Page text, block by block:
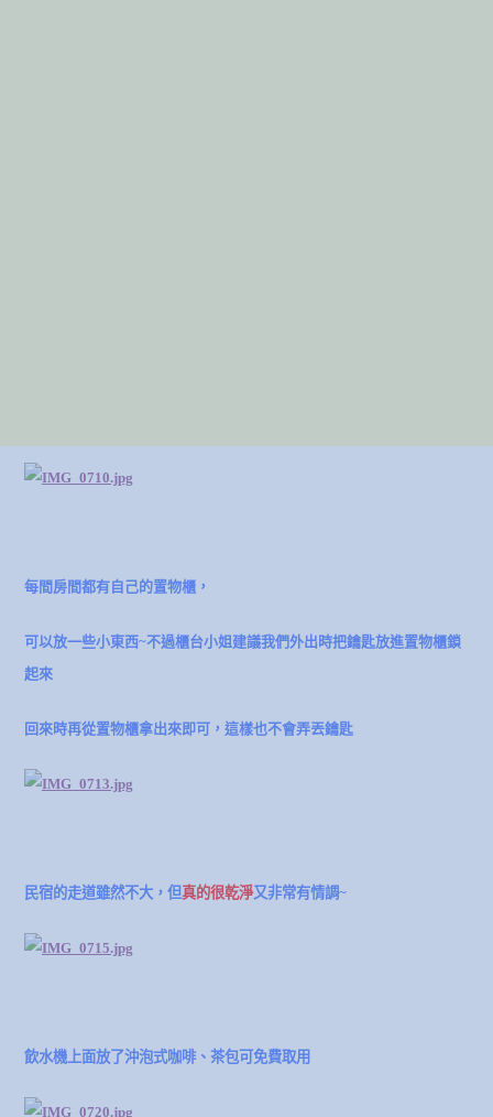
每間房間都有自己的置物櫃，
可以放一些小東西~不過櫃台小姐建議我們外出時把鑰匙放進置物櫃鎖
起來
回來時再從置物櫃拿出來即可，這樣也不會弄丟鑰匙
民宿的走道雖然不大，但真的很乾淨又非常有情調~
飲水機上面放了沖泡式咖啡、茶包可免費取用